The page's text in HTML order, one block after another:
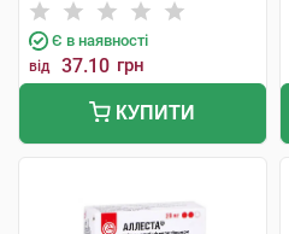
Є в наявності
від 37.10 грн
КУПИТИ